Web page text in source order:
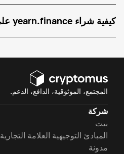
كيفية شراء yearn.finance على الفور؟
المجتمع، الموثوقية، الدافع، الدعم.
شركة
بيت
المبادئ التوجيهية العلامة التجارية
مدونة